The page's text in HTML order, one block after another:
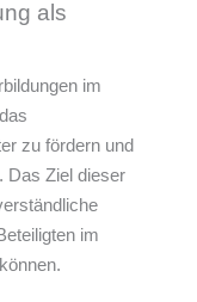
als
im
zu fördern und
Das Ziel dieser
im